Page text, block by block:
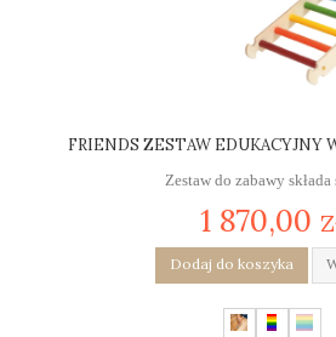
FRIENDS ZESTAW EDUKACYJNY
Zestaw do zabawy składa
1 870,00
Dodaj do koszyka